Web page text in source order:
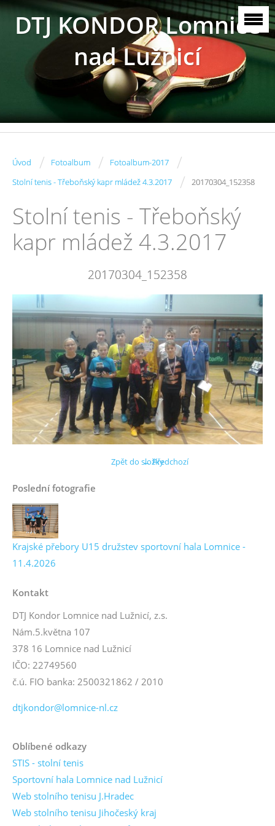
DTJ KONDOR Lomnice
nad Lužnicí
Úvod / Fotoalbum / Fotoalbum-2017 /
Stolní tenis - Třeboňský kapr mládež 4.3.2017 / 20170304_152358
Stolní tenis - Třeboňský
kapr mládež 4.3.2017
20170304_152358
← Předchozí
Zpět do složky
Poslední fotografie
Krajské přebory U15 družstev sportovní hala Lomnice -
11.4.2026
Kontakt
DTJ Kondor Lomnice nad Lužnicí, z.s.
Nám.5.května 107
378 16 Lomnice nad Lužnicí
IČO: 22749560
č.ú. FIO banka: 2500321862 / 2010
dtjkondor@lomnice-nl.cz
Oblíbené odkazy
STIS - stolní tenis
Sportovní hala Lomnice nad Lužnicí
Web stolního tenisu J.Hradec
Web stolního tenisu Jihočeský kraj